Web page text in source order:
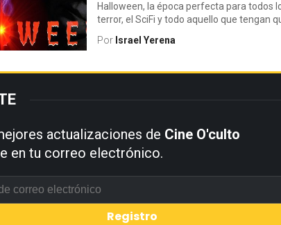
Halloween, la época perfecta para todos
terror, el SciFi y todo aquello que tengan
Por Israel Yerena
actualizaciones de Cine O'culto
en tu correo electrónico.